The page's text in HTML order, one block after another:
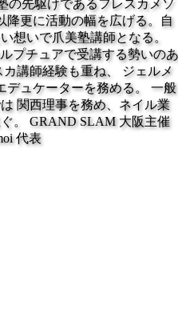
の先駆けであるフレスカメソ
降更に活動の幅を広げる。自
想いで爪美塾講師となる。
プチュアで受講する勢いのあ
講師経験も重ね、 ジェルメ
デュケーターを務める。 一般
関西理事を務め、ネイル業
。 GRAND SLAM 大阪主催
代表